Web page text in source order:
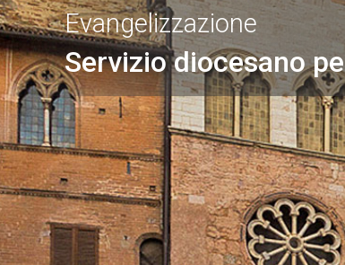
Servizio diocesano
Evangelizzazione